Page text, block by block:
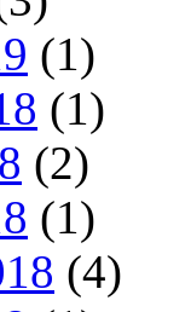
(1)
(1)
(2)
(1)
(4)